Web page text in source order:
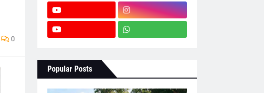
0
Popular Posts